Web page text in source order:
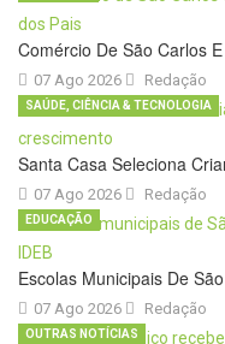
Comércio De São Carlos
07 Ago 2026 Redação
Santa Casa Seleciona
07 Ago 2026
SAÚDE, CIÊNCIA & TECNOLOGIA
Redação
Escolas Municipais De
07 Ago 2026
EDUCAÇÃO
Redação
OUTRAS NOTÍCIAS